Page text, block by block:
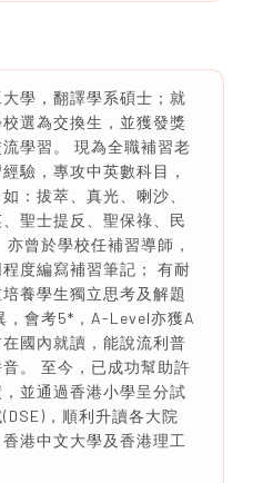
學，翻譯學系碩士；就
選為交換生，並獲發獎
學習。 現為全職補習老
驗，專攻中英數科目，
：拔萃、真光、喇沙、
聖士提反、聖保祿、民
曾於學校任補習導師，
度編寫補習筆記； 有耐
養學生獨立思考及解題
，會考5*，A-Level亦獲A
國內就讀，能說流利普
。 至今，已成功幫助許
並通過香港小學呈分試
，順利升讀各大院
港中文大學及香港理工